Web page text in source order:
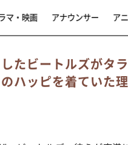
マ・映画 アナウンサー ア
たビートルズがタ
ハッピを着ていた